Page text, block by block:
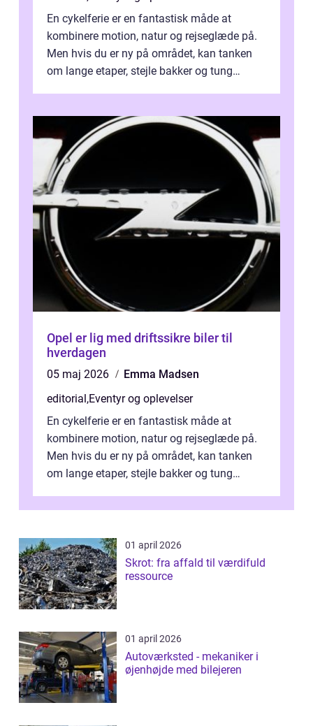
En cykelferie er en fantastisk måde at
kombinere motion, natur og rejseglæde på.
Men hvis du er ny på området, kan tanken
om lange etaper, stejle bakker og tung
Opel er lig med driftssikre biler til
hverdagen
05 maj 2026
Emma Madsen
editorial,Eventyr og oplevelser
En cykelferie er en fantastisk måde at
kombinere motion, natur og rejseglæde på.
Men hvis du er ny på området, kan tanken
om lange etaper, stejle bakker og tung
01 april 2026
Skrot: fra affald til værdifuld
ressource
01 april 2026
Autoværksted - mekaniker i
øjenhøjde med bilejeren